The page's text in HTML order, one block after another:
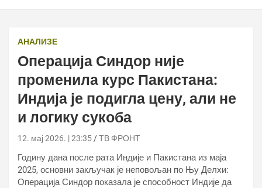
АНАЛИЗЕ
Операција Синдор није
променила курс Пакистана:
Индија је подигла цену, али не
и логику сукоба
12. мај 2026. | 23:35 ТВ ФРОНТ
Годину дана после рата Индије и Пакистана из маја
2025, основни закључак је неповољан по Њу Делхи:
Операција Синдор показала је способност Индије да